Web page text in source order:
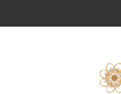
یا پایان مأموریت طالبان